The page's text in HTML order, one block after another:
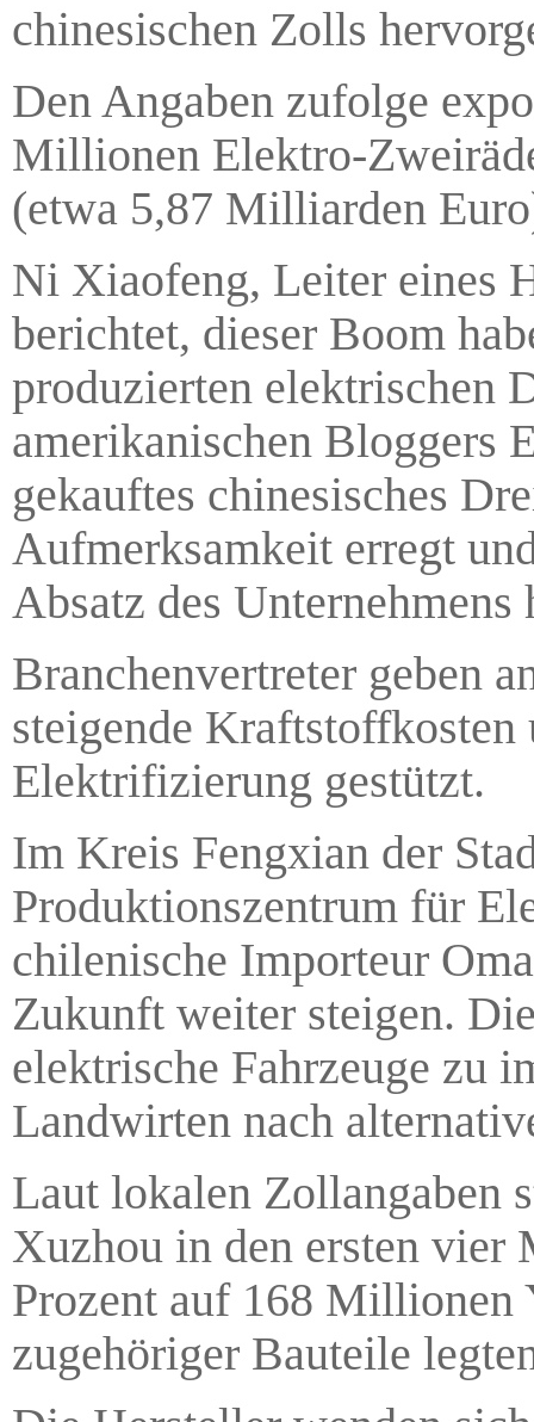
chinesischen Zolls
Den Angaben zufolge
Millionen Elektro-
(etwa 5,87 Milliarden
Ni Xiaofeng, Leiter eines
berichtet, dieser Boom
produzierten elektrischen
amerikanischen Bloggers
gekauftes chinesisches
Aufmerksamkeit erregt
Absatz des
Branchenvertreter geben
steigende Kraftstoffkosten
Elektrifizierung gestützt.
Im Kreis Fengxian der
Produktionszentrum für
chilenische Importeur
Zukunft weiter steigen.
elektrische Fahrzeuge zu
Landwirten nach
Laut lokalen Zollangaben
Xuzhou in den ersten vier
Prozent auf 168 Millionen
zugehöriger Bauteile